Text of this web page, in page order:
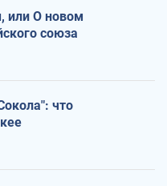
или О новом
союза
что